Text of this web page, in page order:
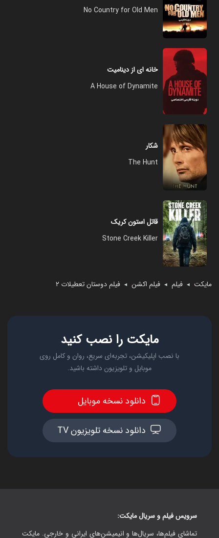
مایکت ◄ فیلم ◄ فیلم اکشن ◄ فیلم دوستان تعطیلات ۲
No Country for Old Men
خانه‌ ای از دینامیت
A House of Dynamite
شکار
The Hunt
قاتل استون کریک
Stone Creek Killer
مایکت را نصب کنید
با نصب اپلیکیشن، تجربه‌ای سریع، روان و کامل روی
موبایل و تلویزیون داشته باشید.
دانلود نسخه موبایل
دانلود نسخه تلویزیون TV
سرویس فیلم و سریال مایکت:
تماشای فیلم‌ها، سریال‌ها و انیمیشن‌های ایرانی و خارجی. مایکت